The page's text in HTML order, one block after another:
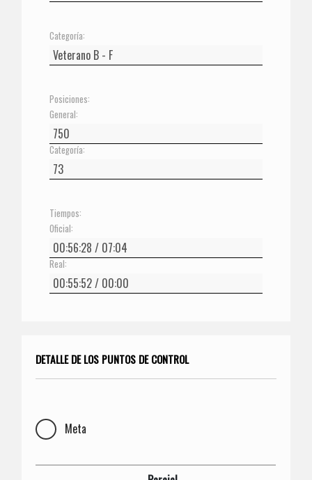
Categoría:
Posiciones:
General:
Categoría:
Tiempos:
Oficial:
Real:
DETALLE DE LOS PUNTOS DE CONTROL
Meta